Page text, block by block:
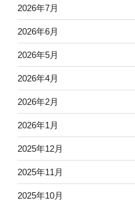
2026年7月
2026年6月
2026年5月
2026年4月
2026年2月
2026年1月
2025年12月
2025年11月
2025年10月